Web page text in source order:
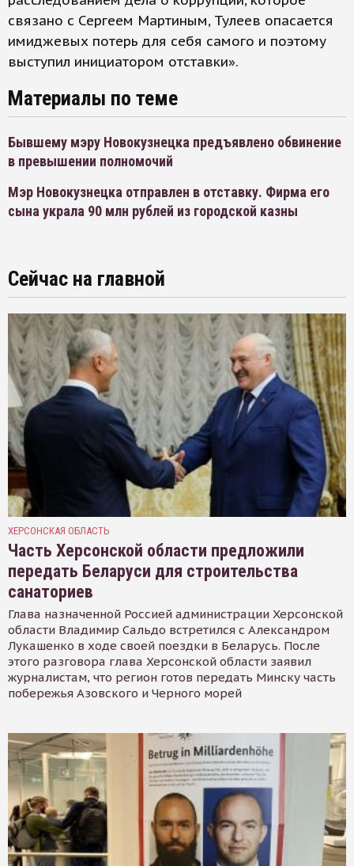
связано с Сергеем Мартиным, Тулеев опасается
имиджевых потерь для себя самого и поэтому
выступил инициатором отставки».
Материалы по теме
Бывшему мэру Новокузнецка предъявлено обвинение
в превышении полномочий
Мэр Новокузнецка отправлен в отставку. Фирма его
сына украла 90 млн рублей из городской казны
Сейчас на главной
ХЕРСОНСКАЯ ОБЛАСТЬ
Часть Херсонской области предложили
передать Беларуси для строительства
санаториев
Глава назначенной Россией администрации Херсонской
области Владимир Сальдо встретился с Александром
Лукашенко в ходе своей поездки в Беларусь. После
этого разговора глава Херсонской области заявил
журналистам, что регион готов передать Минску часть
побережья Азовского и Черного морей